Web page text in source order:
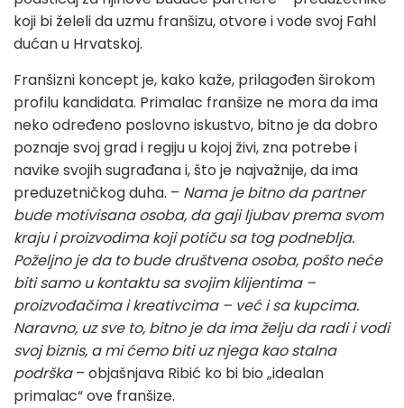
koji bi želeli da uzmu franšizu, otvore i vode svoj Fahl
dućan u Hrvatskoj.
Franšizni koncept je, kako kaže, prilagođen širokom
profilu kandidata. Primalac franšize ne mora da ima
neko određeno poslovno iskustvo, bitno je da dobro
poznaje svoj grad i regiju u kojoj živi, zna potrebe i
navike svojih sugrađana i, što je najvažnije, da ima
preduzetničkog duha. – Nama je bitno da partner
bude motivisana osoba, da gaji ljubav prema svom
kraju i proizvodima koji potiču sa tog podneblja.
Poželjno je da to bude društvena osoba, pošto neće
biti samo u kontaktu sa svojim klijentima –
proizvođačima i kreativcima – već i sa kupcima.
Naravno, uz sve to, bitno je da ima želju da radi i vodi
svoj biznis, a mi ćemo biti uz njega kao stalna
podrška– objašnjava Ribić ko bi bio „idealan
primalac“ ove franšize.